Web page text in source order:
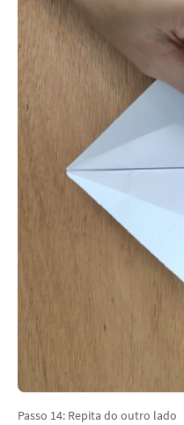
Passo 14: Repita do outro lado